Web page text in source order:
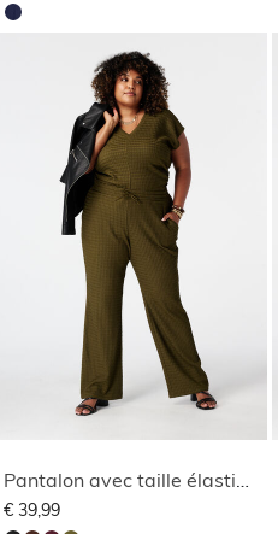
Pantalon avec taille élastique
€ 39,99